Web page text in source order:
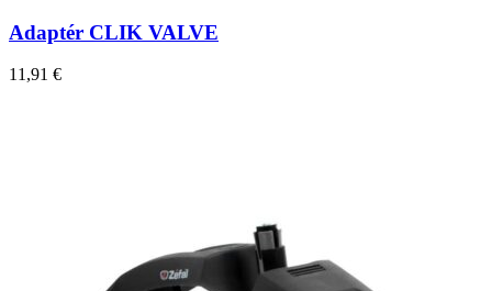
Adaptér CLIK VALVE
11,91 €